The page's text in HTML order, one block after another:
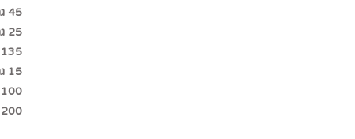
45 גר’ סוכר
25 גר’ מסת ג’לטין
135 גר’ שוקולד לבן
15 גר’ שוקולד מריר 58%
100 גר’ חמאת אגוזי לוז
200 גר’ שמנת מתוקה 38%